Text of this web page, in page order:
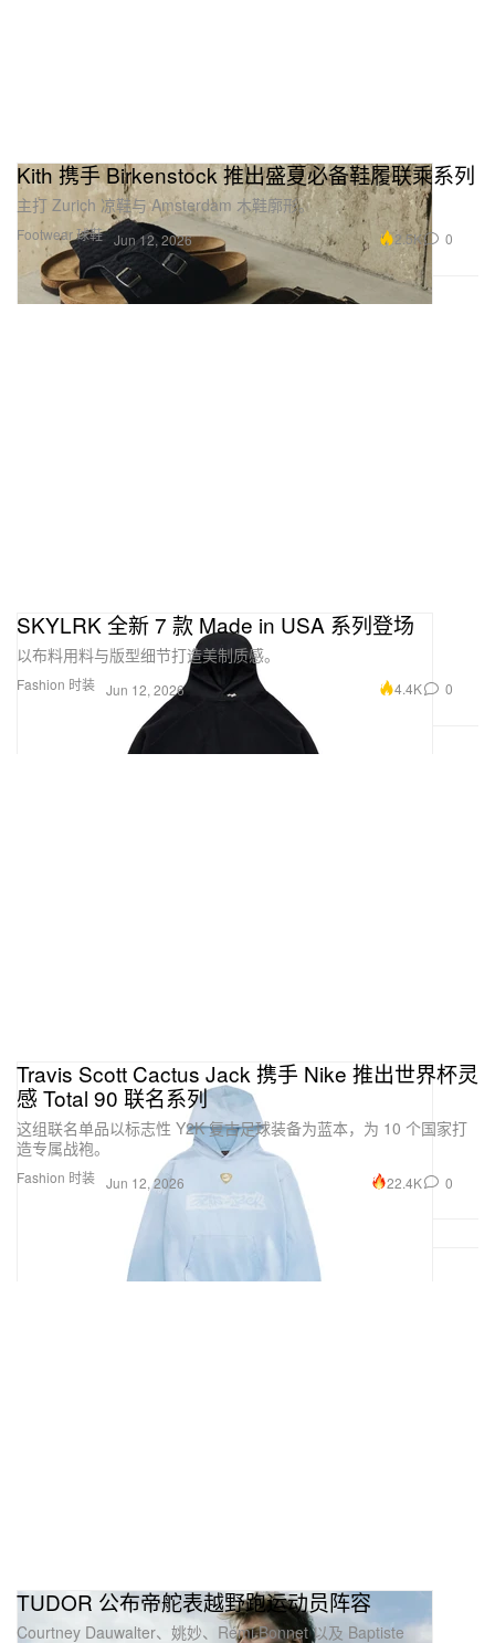
Footwear 球鞋
Kith 携手 Birkenstock 推出盛夏必备鞋履联乘系列
主打 Zurich 凉鞋与 Amsterdam 木鞋廓形。
Jun 12, 2026 2.5K 0
Fashion 时装
SKYLRK 全新 7 款 Made in USA 系列登场
以布料用料与版型细节打造美制质感。
Jun 12, 2026 4.4K 0
Fashion 时装
Travis Scott Cactus Jack 携手 Nike 推出世界杯灵
感 Total 90 联名系列
这组联名单品以标志性 Y2K 复古足球装备为蓝本，为 10 个国家打
造专属战袍。
Jun 12, 2026 22.4K 0
TUDOR 公布帝舵表越野跑运动员阵容
Courtney Dauwalter、姚妙、Rémi Bonnet 以及 Baptiste